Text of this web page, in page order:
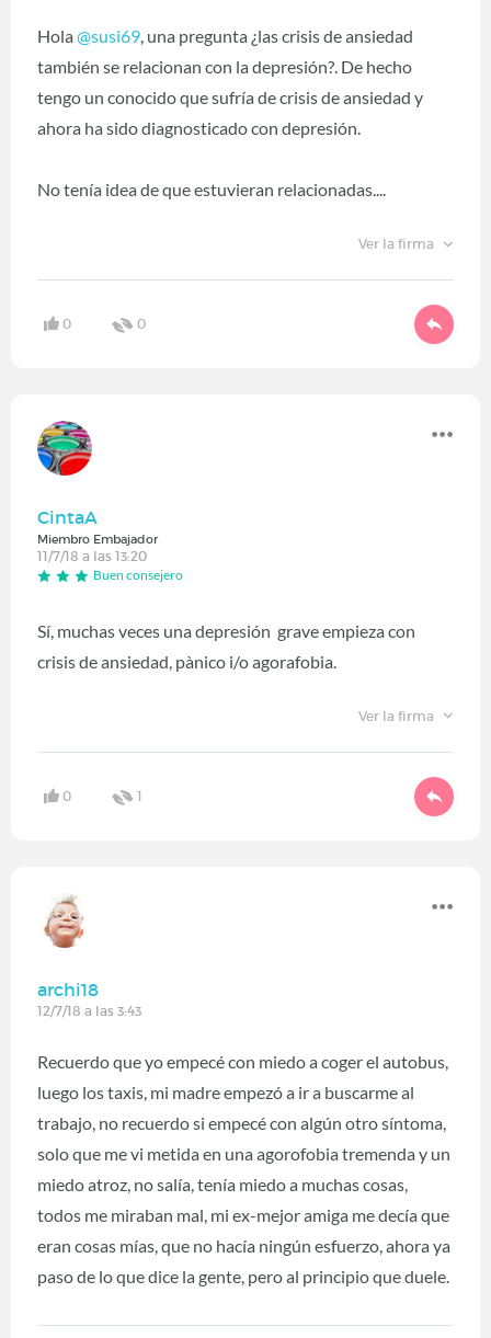
Hola @susi69‍, una pregunta ¿las crisis de ansiedad
también se relacionan con la depresión?. De hecho
tengo un conocido que sufría de crisis de ansiedad y
ahora ha sido diagnosticado con depresión.
No tenía idea de que estuvieran relacionadas....
Ver la firma
0 0
CintaA
Miembro Embajador
11/7/18 a las 13:20
Buen consejero
Sí, muchas veces una depresión grave empieza con
crisis de ansiedad, pànico i/o agorafobia.
Ver la firma
0 1
archi18
12/7/18 a las 3:43
Recuerdo que yo empecé con miedo a coger el autobus,
luego los taxis, mi madre empezó a ir a buscarme al
trabajo, no recuerdo si empecé con algún otro síntoma,
solo que me vi metida en una agorofobia tremenda y un
miedo atroz, no salía, tenía miedo a muchas cosas,
todos me miraban mal, mi ex-mejor amiga me decía que
eran cosas mías, que no hacía ningún esfuerzo, ahora ya
paso de lo que dice la gente, pero al principio que duele.